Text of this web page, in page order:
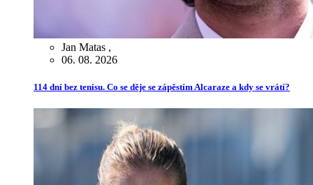
Jan Matas ,
06. 08. 2026
114 dní bez tenisu. Co se děje se zápěstím Alcaraze a kdy se vrátí?